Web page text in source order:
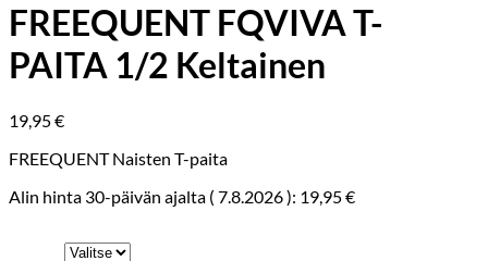
FREEQUENT FQVIVA T-
PAITA 1/2 Keltainen
19,95€
FREEQUENT Naisten T-paita
Alin hinta 30-päivän ajalta ( 7.8.2026): 19,95€